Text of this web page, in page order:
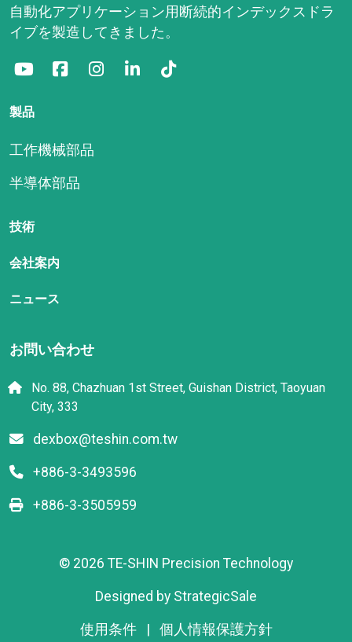
自動化アプリケーション用断続的インデックスドラ
イブを製造してきました。
製品
工作機械部品
半導体部品
技術
会社案内
ニュース
お問い合わせ
No. 88, Chazhuan 1st Street, Guishan District, Taoyuan
City, 333
dexbox@teshin.com.tw
+886-3-3493596
+886-3-3505959
© 2026 TE-SHIN Precision Technology
Designed by StrategicSale
使用条件 個人情報保護方針